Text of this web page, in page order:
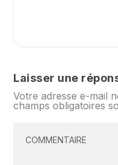
Laisser une
Votre adresse e-mail
champs obligatoires